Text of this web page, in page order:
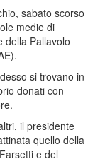
sabato scorso
medie di
della Pallavolo
si trovano in
donati con
il presidente
quello della
e del